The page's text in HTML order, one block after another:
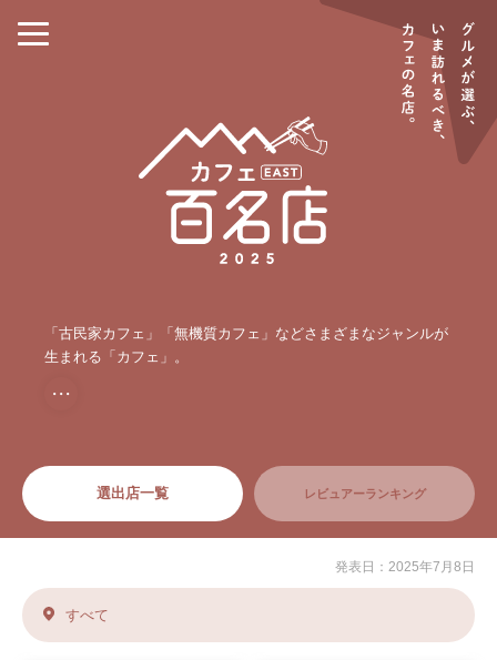
「古民家カフェ」「無機質カフェ」などさまざまなジャンルが
生まれる「カフェ」。
・・・
選出店一覧 レビュアーランキング
発表日：2025年7月8日
すべて